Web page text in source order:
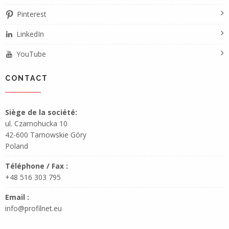
Pinterest
LinkedIn
YouTube
CONTACT
Siège de la société:
ul. Czarnohucka 10
42-600 Tarnowskie Góry
Poland
Téléphone / Fax :
+48 516 303 795
Email :
info@profilnet.eu